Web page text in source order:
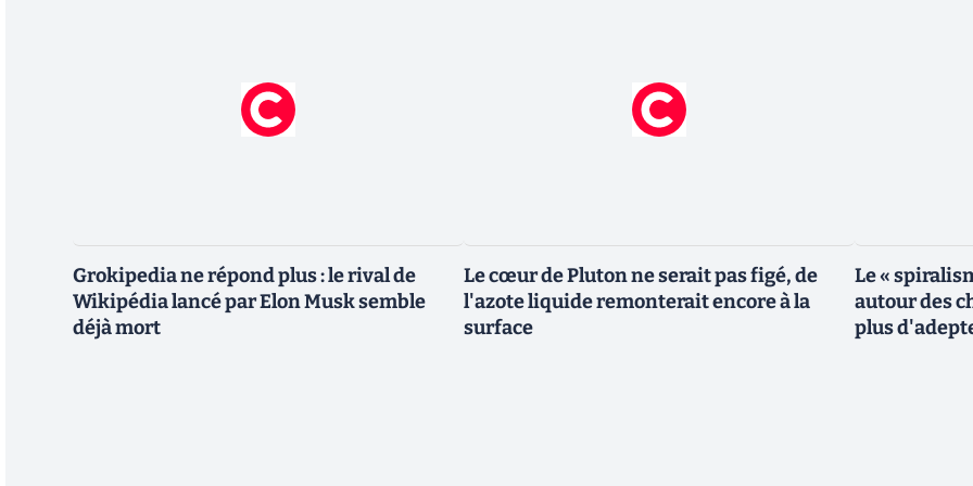
Grokipedia ne répond plus : le rival de
Wikipédia lancé par Elon Musk semble
déjà mort
Le cœur de Pluton ne serait pas figé, de
l'azote liquide remonterait encore à la
surface
Le «
autour des
plus